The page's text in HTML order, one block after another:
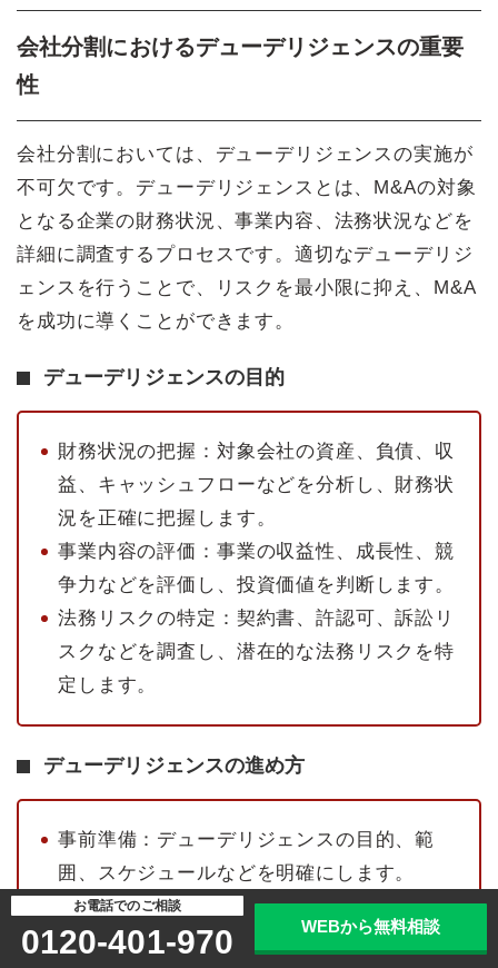
会社分割におけるデューデリジェンスの重要
性
会社分割においては、デューデリジェンスの実施が
不可欠です。デューデリジェンスとは、M&Aの対象
となる企業の財務状況、事業内容、法務状況などを
詳細に調査するプロセスです。適切なデューデリジ
ェンスを行うことで、リスクを最小限に抑え、M&A
を成功に導くことができます。
デューデリジェンスの目的
財務状況の把握：対象会社の資産、負債、収
益、キャッシュフローなどを分析し、財務状
況を正確に把握します。
事業内容の評価：事業の収益性、成長性、競
争力などを評価し、投資価値を判断します。
法務リスクの特定：契約書、許認可、訴訟リ
スクなどを調査し、潜在的な法務リスクを特
定します。
デューデリジェンスの進め方
事前準備：デューデリジェンスの目的、範
囲、スケジュールなどを明確にします。
情報収集：対象会社から財務資料、契約書、
事業計画書などの資料を収集します。
お電話でのご相談
0120-401-970 WEBから無料相談